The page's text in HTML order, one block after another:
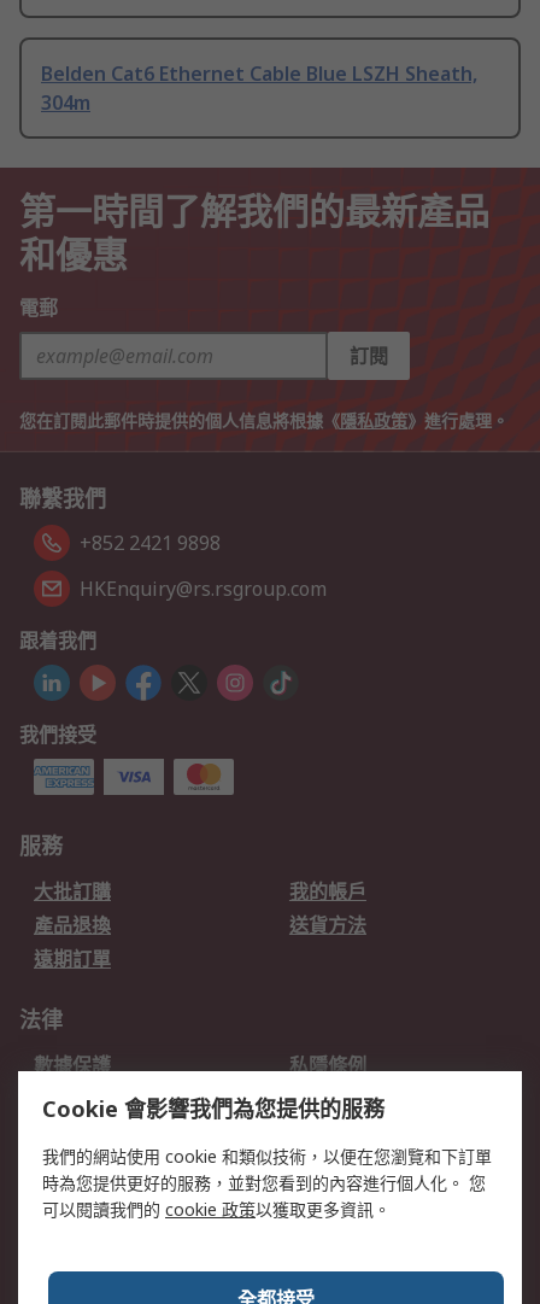
Belden Cat6 Ethernet Cable Blue LSZH Sheath,
304m
第一時間了解我們的最新產品
和優惠
電郵
訂閱
您在訂閱此郵件時提供的個人信息將根據《隱私政策》進行處理。
聯繫我們
+852 2421 9898
HKEnquiry@rs.rsgroup.com
跟着我們
我們接受
服務
大批訂購
我的帳戶
產品退換
送貨方法
遠期訂單
法律
數據保護
私隱條例
網站條款
郵件安全
關於RS
全球辦事處
加入我們
Cookie 會影響我們為您提供的服務
我們的網站使用 cookie 和類似技術，以便在您瀏覽和下訂單
時為您提供更好的服務，並對您看到的內容進行個人化。 您
可以閱讀我們的 cookie 政策以獲取更多資訊。